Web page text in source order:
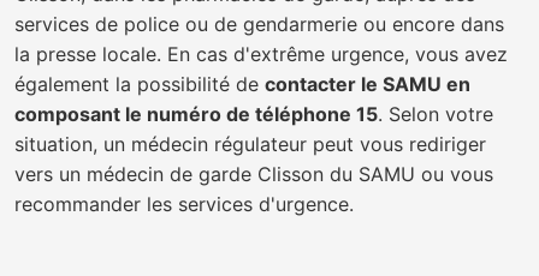
services de police ou de gendarmerie ou encore dans
la presse locale. En cas d'extrême urgence, vous avez
également la possibilité de contacter le SAMU en
composant le numéro de téléphone 15. Selon votre
situation, un médecin régulateur peut vous rediriger
vers un médecin de garde Clisson du SAMU ou vous
recommander les services d'urgence.